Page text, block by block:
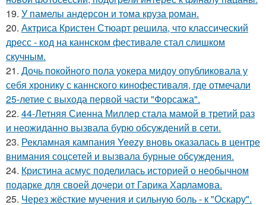
19. У памелы андерсон и тома круза роман.
20. Актриса Кристен Стюарт решила, что классический
дресс - код на каннском фестивале стал слишком
скучным.
21. Дочь покойного пола уокера мидоу опубликовала у
себя хронику с каннского кинофестиваля, где отмечали
25-летие с выхода первой части "Форсажа".
22. 44-Летняя Сиенна Миллер стала мамой в третий раз
и неожиданно вызвала бурю обсуждений в сети.
23. Рекламная кампания Yeezy вновь оказалась в центре
внимания соцсетей и вызвала бурные обсуждения.
24. Кристина асмус поделилась историей о необычном
подарке для своей дочери от Гарика Харламова.
25. Через жёсткие мучения и сильную боль - к "Оскару".